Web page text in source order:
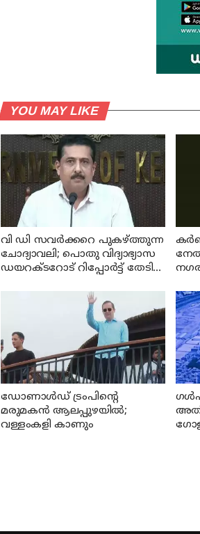
YOU MAY LIKE
വി ഡി സവര്‍ക്കറെ പുകഴ്ത്തുന്ന
ചോദ്യാവലി; പൊതു വിദ്യാഭ്യാസ
ഡയറക്ടറോട് റിപ്പോര്‍ട്ട് തേടി
ഡോണാള്‍ഡ് ട്രംപിന്റെ
മരുമകന്‍ ആലപ്പുഴയിൽ;
വള്ളംകളി കാണും